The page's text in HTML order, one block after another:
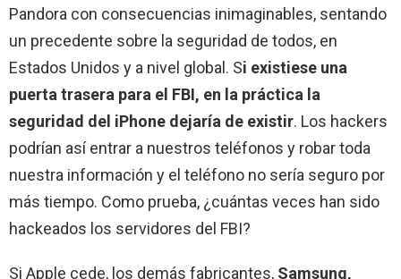
Pandora con consecuencias inimaginables, sentando
un precedente sobre la seguridad de todos, en
Estados Unidos y a nivel global. Si existiese una
puerta trasera para el FBI, en la práctica la
seguridad del iPhone dejaría de existir. Los hackers
podrían así entrar a nuestros teléfonos y robar toda
nuestra información y el teléfono no sería seguro por
más tiempo. Como prueba, ¿cuántas veces han sido
hackeados los servidores del FBI?
Si Apple cede, los demás fabricantes, Samsung,